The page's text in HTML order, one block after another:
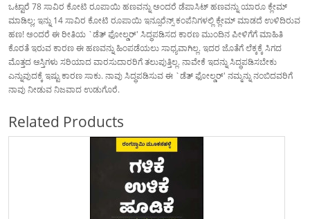
ಒಟ್ಟಾರೆ 78 ಸಾವಿರ ಕೋಟಿ ರೂಪಾಯಿ ಹಣವನ್ನು ಅಂದರೆ ಡೆಪಾಸಿಟ್‌ ಹಣವನ್ನು ಯಾರೂ ಕ್ಲೇಮ್‌
ಮಾಡಿಲ್ಲ; ಇನ್ನು 14 ಸಾವಿರ ಕೋಟಿ ರೂಪಾಯಿ ಇನ್ಸೂರೆನ್ಸ್ ಕಂಪೆನಿಗಳಲ್ಲಿ ಕ್ಲೇಮ್‌ ಮಾಡದೆ ಉಳಿದಿರುವ
ಹಣ! ಅಂದರೆ ಈ ರೀತಿಯ `ಡೆತ್‌ ಫೋಲ್ಡರ್‌' ಸಿದ್ಧಪಡಿಸದ ಕಾರಣ ಮುಂದಿನ ಪೀಳಿಗೆಗೆ ಮಾಹಿತಿ
ಕೊರತೆ ಇರುವ ಕಾರಣ ಈ ಹಣವನ್ನು ಹಿಂಪಡೆಯಲು ಸಾಧ್ಯವಾಗಿಲ್ಲ. ಇದರ ಜೊತೆಗೆ ಲೆಕ್ಕಕ್ಕೆ ಸಿಗದ
ಮೊತ್ತದ ಆಸ್ತಿಗಳು ಸರಿಯಾದ ವಾರಸುದಾರರಿಗೆ ತಲುಪುತ್ತಿಲ್ಲ. ನಾವೇಕೆ ಇದನ್ನು ಸಿದ್ಧಪಡಿಸಬೇಕು
ಎನ್ನುವುದಕ್ಕೆ ಇಷ್ಟು ಕಾರಣ ಸಾಕು. ನಾವು ಸಿದ್ಧಪಡಿಸುವ ಈ `ಡೆತ್‌ ಫೋಲ್ಡರ್‌' ನಮ್ಮನ್ನು ನಂಬಿದವರಿಗೆ
ನಾವು ನೀಡುವ ನಿಜವಾದ ಉಡುಗೊರೆ.
Related Products